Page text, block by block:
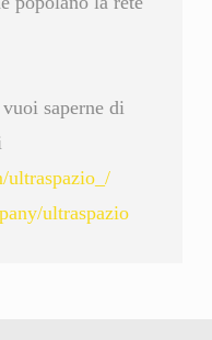
saperne di
ultraspazio_/
ultraspazio